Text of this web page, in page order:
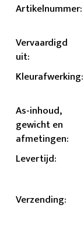
Artikelnummer:
Vervaardigd
uit:
Kleurafwerking:
As-inhoud,
gewicht en
afmetingen:
Levertijd:
Verzending: